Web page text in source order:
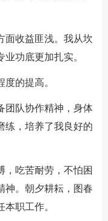
收益匪浅。我从坎
功底更加扎实。
的提高。
队协作精神，身体
练，培养了我良好的
吃苦耐劳，不怕困
神。朝夕耕耘，图春
职工作。